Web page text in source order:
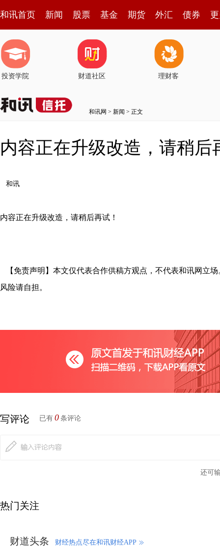
和讯首页 新闻 股票 基金 期货 外汇 债券
投资学院 财道社区 理财客
和讯网 > 新闻 > 正文
内容正在升级改造，请稍后
和讯
内容正在升级改造，请稍后再试！
【免责声明】本文仅代表合作供稿方观点，不代表和讯网立
风险请自担。
写评论 已有 0 条评论
还可
热门关注
财道头条 财经热点尽在和讯财经APP